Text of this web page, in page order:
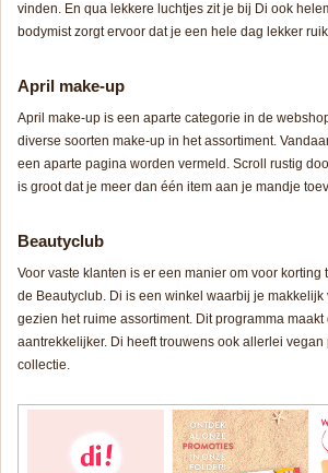
vinden. En qua lekkere luchtjes zit je bij Di ook
bodymist zorgt ervoor dat je een hele dag lekker
April make-up
April make-up is een aparte categorie in de
diverse soorten make-up in het assortiment.
een aparte pagina worden vermeld. Scroll rustig
is groot dat je meer dan één item aan je mandje
Beautyclub
Voor vaste klanten is er een manier om voor korting
de Beautyclub. Di is een winkel waarbij je makkelijk
gezien het ruime assortiment. Dit programma maakt
aantrekkelijker. Di heeft trouwens ook allerlei vegan
collectie.